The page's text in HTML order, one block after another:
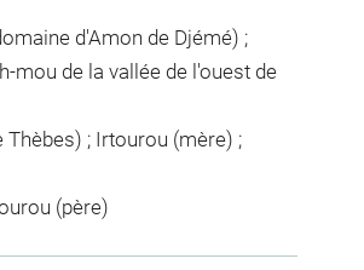
d'Amon de Djémé) ;
mou de la vallée de l'ouest de
Thèbes) ; Irtourou (mère) ;
(père)